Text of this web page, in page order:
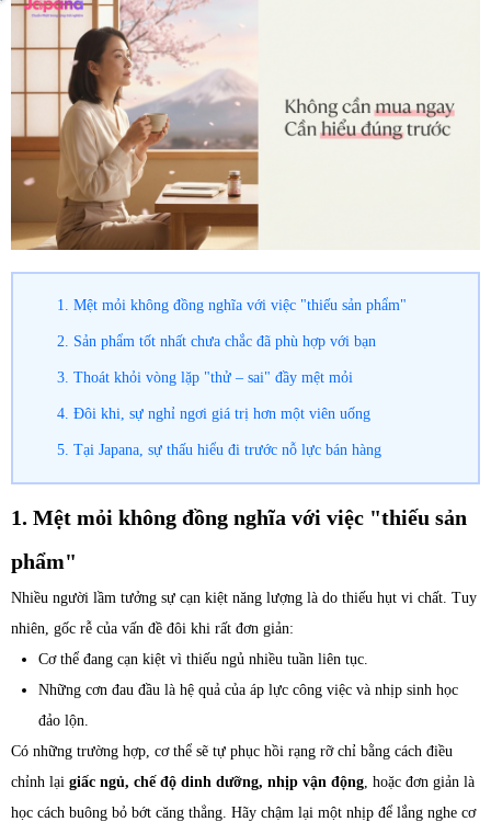
1. Mệt mỏi không đồng nghĩa với việc "thiếu sản phẩm"
2. Sản phẩm tốt nhất chưa chắc đã phù hợp với bạn
3. Thoát khỏi vòng lặp "thử – sai" đầy mệt mỏi
4. Đôi khi, sự nghỉ ngơi giá trị hơn một viên uống
5. Tại Japana, sự thấu hiểu đi trước nỗ lực bán hàng
1. Mệt mỏi không đồng nghĩa với việc "thiếu sản
phẩm"
Nhiều người lầm tưởng sự cạn kiệt năng lượng là do thiếu hụt vi chất. Tuy
nhiên, gốc rễ của vấn đề đôi khi rất đơn giản:
Cơ thể đang cạn kiệt vì thiếu ngủ nhiều tuần liên tục.
Những cơn đau đầu là hệ quả của áp lực công việc và nhịp sinh học
đảo lộn.
Có những trường hợp, cơ thể sẽ tự phục hồi rạng rỡ chỉ bằng cách điều
chỉnh lại giấc ngủ, chế độ dinh dưỡng, nhịp vận động , hoặc đơn giản là
học cách buông bỏ bớt căng thẳng. Hãy chậm lại một nhịp để lắng nghe cơ